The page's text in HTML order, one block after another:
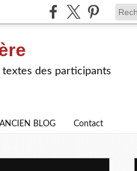
des participants
ANCIEN BLOG Contact